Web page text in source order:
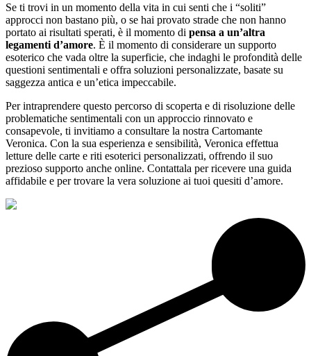
Se ti trovi in un momento della vita in cui senti che i “soliti”
approcci non bastano più, o se hai provato strade che non hanno
portato ai risultati sperati, è il momento di pensa a un’altra
legamenti d’amore. È il momento di considerare un supporto
esoterico che vada oltre la superficie, che indaghi le profondità delle
questioni sentimentali e offra soluzioni personalizzate, basate su
saggezza antica e un’etica impeccabile.
Per intraprendere questo percorso di scoperta e di risoluzione delle
problematiche sentimentali con un approccio rinnovato e
consapevole, ti invitiamo a consultare la nostra Cartomante
Veronica. Con la sua esperienza e sensibilità, Veronica effettua
letture delle carte e riti esoterici personalizzati, offrendo il suo
prezioso supporto anche online. Contattala per ricevere una guida
affidabile e per trovare la vera soluzione ai tuoi quesiti d’amore.